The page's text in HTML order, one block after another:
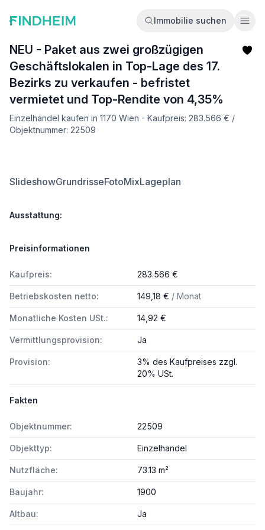
Immobilie suchen
NEU - Paket aus zwei großzügigen
Geschäftslokalen in Top-Lage des 17.
Bezirks zu verkaufen - befristet
vermietet und Top-Rendite von 4,35%
Einzelhandel kaufen in 1170 Wien - Kaufpreis: 283.566 € /
Objektnummer: 22509
SlideshowGrundrisseFotoMixLageplan
Ausstattung:
Preisinformationen
Kaufpreis: 283.566 €
Betriebskosten netto: 149,18 € / Monat
Monatliche Kosten USt.: 14,92 €
Vermittlungsprovision: Ja
Provision:
3% des Kaufpreises zzgl.
20% USt.
Fakten
Objektnummer: 22509
Objekttyp: Einzelhandel
Nutzfläche: 73.13 m²
Baujahr: 1900
Altbau: Ja